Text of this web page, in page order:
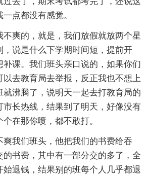
点都没有感觉。
不爽的，就是，我们放假就放两个星
，说是什么下学期时间短，提前开
补课。我们班头亲口说的，如果你们
以去教育局去举报，反正我也不想上
就沸腾了，说明天一起去打教育局的
市长热线，结果到了明天，好像没有
在那你喷，都不敢打。
爽我们班头，他把我们的书费给吞
的书费，其中有一部分交的多了，全
退钱，结果别的班每个人几乎都退